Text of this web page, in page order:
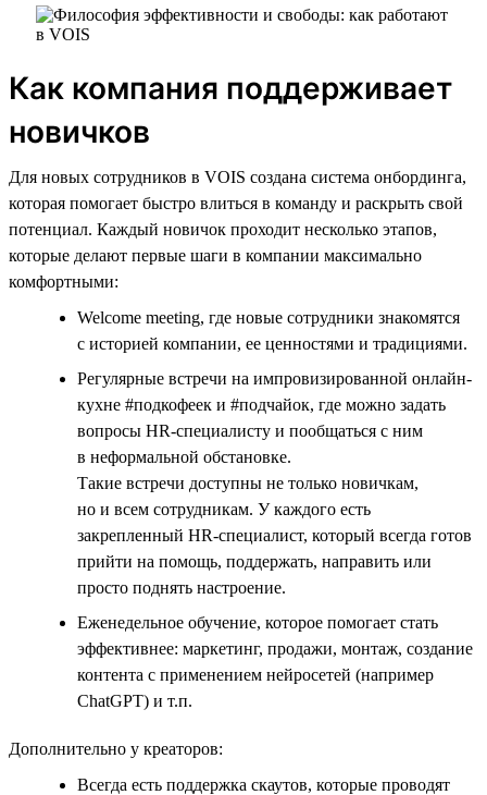
Как компания поддерживает
новичков
Для новых сотрудников в VOIS создана система онбординга,
которая помогает быстро влиться в команду и раскрыть свой
потенциал. Каждый новичок проходит несколько этапов,
которые делают первые шаги в компании максимально
комфортными:
Welcome meeting, где новые сотрудники знакомятся
с историей компании, ее ценностями и традициями.
Регулярные встречи на импровизированной онлайн-
кухне #подкофеек и #подчайок, где можно задать
вопросы HR-специалисту и пообщаться с ним
в неформальной обстановке.
Такие встречи доступны не только новичкам,
но и всем сотрудникам. У каждого есть
закрепленный HR-специалист, который всегда готов
прийти на помощь, поддержать, направить или
просто поднять настроение.
Еженедельное обучение, которое помогает стать
эффективнее: маркетинг, продажи, монтаж, создание
контента с применением нейросетей (например
ChatGPT) и т.п.
Дополнительно у креаторов:
Всегда есть поддержка скаутов, которые проводят